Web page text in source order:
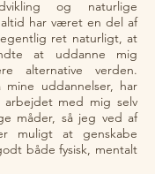
og naturlige
har været en del af
ret naturligt, at
at uddanne mig
alternative verden.
uddannelser, har
med mig selv
måder, så jeg ved af
muligt at genskabe
både fysisk, mentalt